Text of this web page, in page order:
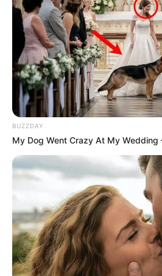
BUZZDAY
My Dog Went Crazy At My